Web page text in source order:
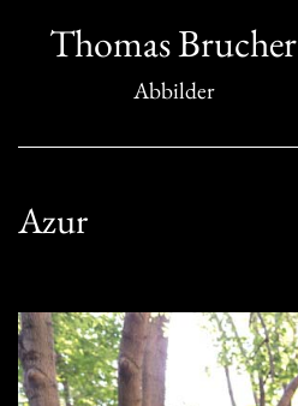
InhaltThomas Brucher
Abbilder
Azur